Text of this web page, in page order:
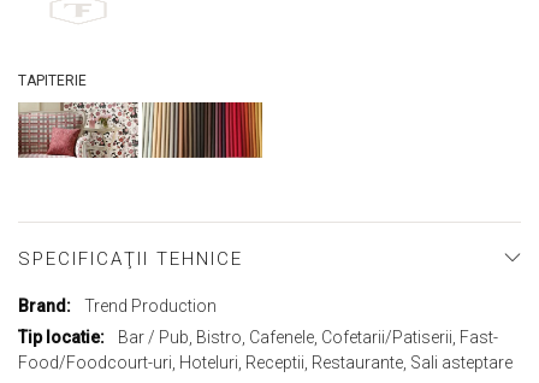
TAPITERIE
SPECIFICAŢII TEHNICE
Mai
multe
informații
Trend Production
Bar / Pub, Bistro, Cafenele, Cofetarii/Patiserii, Fast-
Food/Foodcourt-uri, Hoteluri, Receptii, Restaurante, Sali asteptare